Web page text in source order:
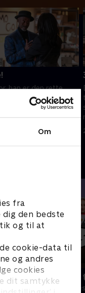
Om
fra
den bedste
og til at
cookie-data til
og andres
cookies
dit samtykke
han er den rette
som Tiff og
brug for. Dawn og
om en ny
• 28 min
Bert (dansk
Komedie • 1